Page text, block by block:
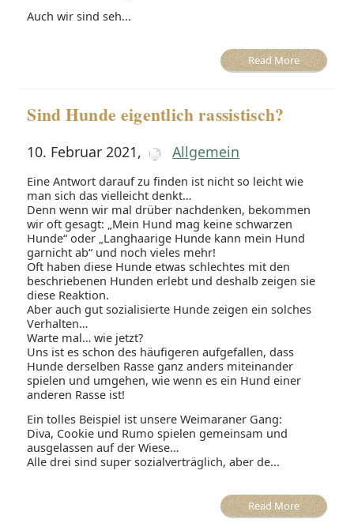
Auch wir sind seh...
Read More
Sind Hunde eigentlich rassistisch?
10. Februar 2021, Allgemein
Eine Antwort darauf zu finden ist nicht so leicht wie
man sich das vielleicht denkt…
Denn wenn wir mal drüber nachdenken, bekommen
wir oft gesagt: „Mein Hund mag keine schwarzen
Hunde“ oder „Langhaarige Hunde kann mein Hund
garnicht ab“ und noch vieles mehr!
Oft haben diese Hunde etwas schlechtes mit den
beschriebenen Hunden erlebt und deshalb zeigen sie
diese Reaktion.
Aber auch gut sozialisierte Hunde zeigen ein solches
Verhalten…
Warte mal… wie jetzt?
Uns ist es schon des häufigeren aufgefallen, dass
Hunde derselben Rasse ganz anders miteinander
spielen und umgehen, wie wenn es ein Hund einer
anderen Rasse ist!
Ein tolles Beispiel ist unsere Weimaraner Gang:
Diva, Cookie und Rumo spielen gemeinsam und
ausgelassen auf der Wiese…
Alle drei sind super sozialverträglich, aber de...
Read More